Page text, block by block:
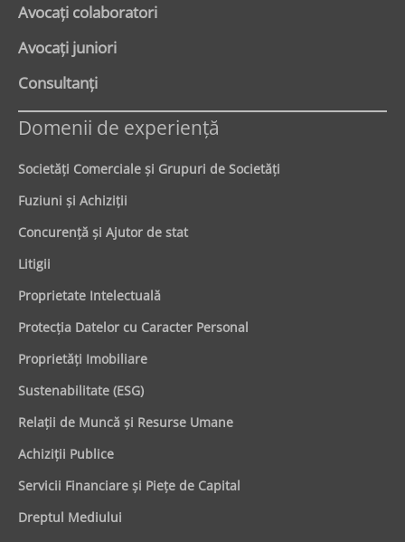
Avocaţi colaboratori
Avocaţi juniori
Consultanți
Domenii de experienţă
Societăţi Comerciale şi Grupuri de Societăţi
Fuziuni şi Achiziţii
Concurenţă şi Ajutor de stat
Litigii
Proprietate Intelectuală
Protecţia Datelor cu Caracter Personal
Proprietăţi Imobiliare
Sustenabilitate (ESG)
Relaţii de Muncă şi Resurse Umane
Achiziţii Publice
Servicii Financiare şi Pieţe de Capital
Dreptul Mediului